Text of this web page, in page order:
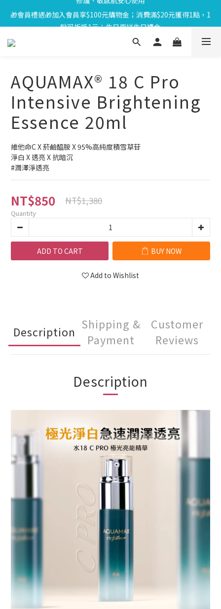
⏰8/01-8/18限定⏰下單送泌雪平衡面膜,滿$1000送緊緻Q彈組,滿
$1799再享Uber點數$200
🎁會員禮遇🎁加入會員享$100元購物金；消費滿$20元獲得1點，1
點可折抵1元；生日再送生日禮金
$1799再享Uber點數$200
AQUAMAX® 18 C Pro
Intensive Brightening
Essence 20ml
維他命C X 菸鹼醯胺 X 95%高純度積雪草苷
淨白 X 透亮 X 抗暗沉
#潤澤淨透亮
NT$850 NT$1,380
Quantity
ADD TO CART BUY NOW
Add to Wishlist
Description
Shipping &
Payment
Customer
Reviews
Description